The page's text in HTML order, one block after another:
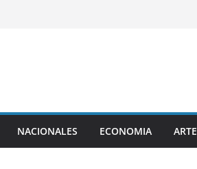
NACIONALES ECONOMIA ARTE